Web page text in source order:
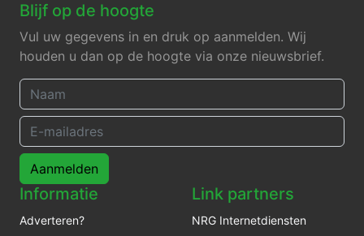
Blijf op de hoogte
Vul uw gegevens in en druk op aanmelden. Wij
houden u dan op de hoogte via onze nieuwsbrief.
Aanmelden
Informatie
Adverteren?
Link partners
NRG Internetdiensten